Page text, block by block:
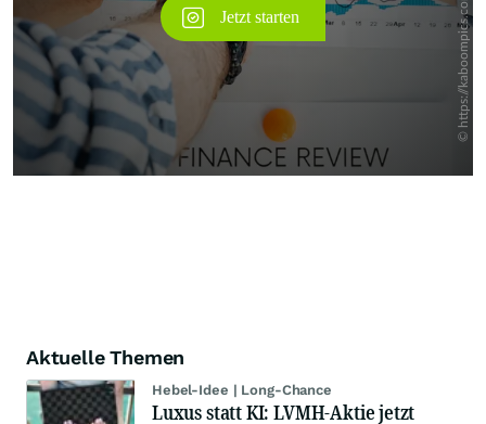
Aktuelle Themen
Hebel-Idee | Long-Chance
Luxus statt KI: LVMH-Aktie jetzt